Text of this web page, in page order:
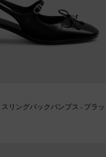
リングバックパンプス - ブラッ